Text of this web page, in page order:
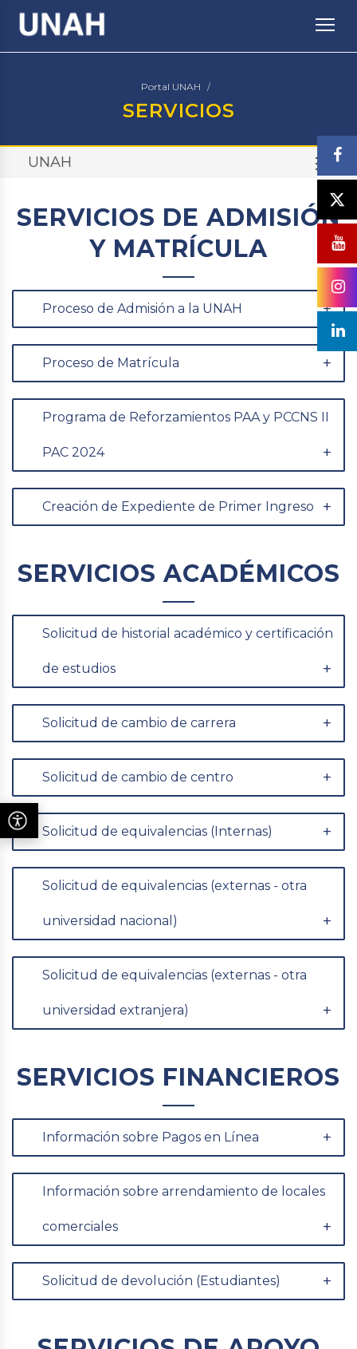
Portal UNAH
SERVICIOS
UNAH
SERVICIOS DE ADMISIÓN
Y MATRÍCULA
Proceso de Admisión a la UNAH
Proceso de Matrícula
Programa de Reforzamientos PAA y PCCNS II
PAC 2024
Creación de Expediente de Primer Ingreso
SERVICIOS ACADÉMICOS
Solicitud de historial académico y certificación
de estudios
Solicitud de cambio de carrera
Solicitud de cambio de centro
Solicitud de equivalencias (Internas)
Solicitud de equivalencias (externas - otra
universidad nacional)
Solicitud de equivalencias (externas - otra
universidad extranjera)
SERVICIOS FINANCIEROS
Información sobre Pagos en Línea
Información sobre arrendamiento de locales
comerciales
Solicitud de devolución (Estudiantes)